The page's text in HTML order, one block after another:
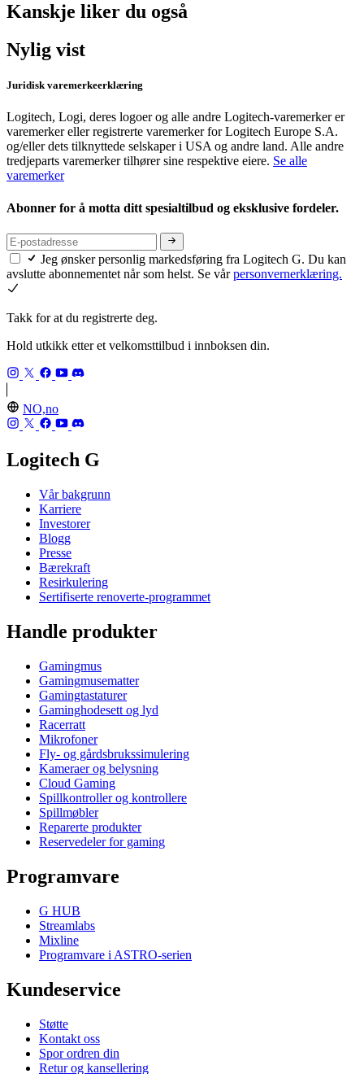
Kanskje liker du også
Nylig vist
Juridisk varemerkeerklæring
Logitech, Logi, deres logoer og alle andre Logitech-varemerker er
varemerker eller registrerte varemerker for Logitech Europe S.A.
og/eller dets tilknyttede selskaper i USA og andre land. Alle andre
tredjeparts varemerker tilhører sine respektive eiere. Se alle
varemerker
Abonner for å motta ditt spesialtilbud og eksklusive fordeler.
Jeg ønsker personlig markedsføring fra Logitech G. Du kan
avslutte abonnementet når som helst. Se vårpersonvernerklæring.
Takk for at du registrerte deg.
Hold utkikk etter et velkomsttilbud i innboksen din.
NO,no
Logitech G
Vår bakgrunn
Karriere
Investorer
Blogg
Presse
Bærekraft
Resirkulering
Sertifiserte renoverte-programmet
Handle produkter
Gamingmus
Gamingmusematter
Gamingtastaturer
Gaminghodesett og lyd
Racerratt
Mikrofoner
Fly- og gårdsbrukssimulering
Kameraer og belysning
Cloud Gaming
Spillkontroller og kontrollere
Spillmøbler
Reparerte produkter
Reservedeler for gaming
Programvare
G HUB
Streamlabs
Mixline
Programvare i ASTRO-serien
Kundeservice
Støtte
Kontakt oss
Spor ordren din
Retur og kansellering